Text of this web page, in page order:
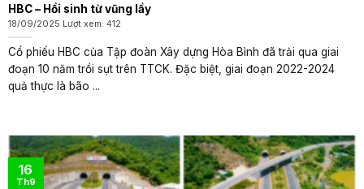
HBC – Hồi sinh từ vũng lầy
18/09/2025 Lượt xem: 412
Cổ phiếu HBC của Tập đoàn Xây dựng Hòa Bình đã trải qua giai
đoạn 10 năm trồi sụt trên TTCK. Đặc biệt, giai đoạn 2022-2024
quả thực là bão ...
16
Th9